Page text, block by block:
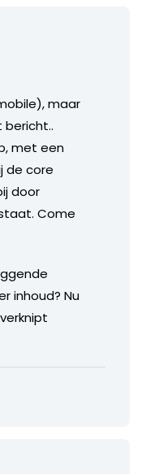
maar
bericht..
met een
de core
door
Come
inhoud? Nu